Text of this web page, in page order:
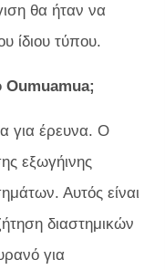
θα ήταν να
ίδιου τύπου.
Oumuamua;
για έρευνα. Ο
εξωγήινης
Αυτός είναι
διαστημικών
για